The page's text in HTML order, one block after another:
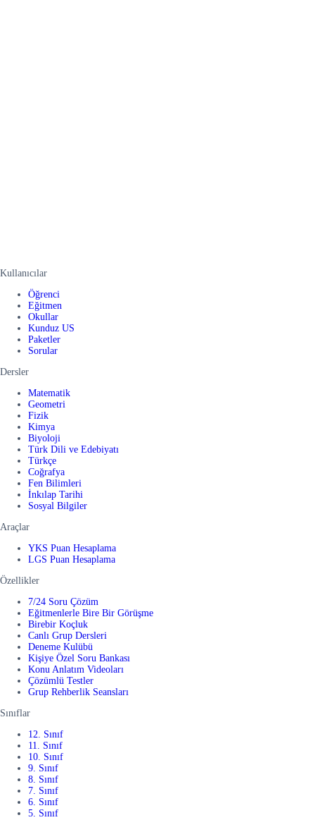
Kullanıcılar
Öğrenci
Eğitmen
Okullar
Kunduz US
Paketler
Sorular
Dersler
Matematik
Geometri
Fizik
Kimya
Biyoloji
Türk Dili ve Edebiyatı
Türkçe
Coğrafya
Fen Bilimleri
İnkılap Tarihi
Sosyal Bilgiler
Araçlar
YKS Puan Hesaplama
LGS Puan Hesaplama
Özellikler
7/24 Soru Çözüm
Eğitmenlerle Bire Bir Görüşme
Birebir Koçluk
Canlı Grup Dersleri
Deneme Kulübü
Kişiye Özel Soru Bankası
Konu Anlatım Videoları
Çözümlü Testler
Grup Rehberlik Seansları
Sınıflar
12. Sınıf
11. Sınıf
10. Sınıf
9. Sınıf
8. Sınıf
7. Sınıf
6. Sınıf
5. Sınıf